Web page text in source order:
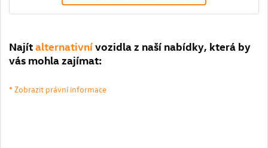
Najítalternativnívozidla z naší nabídky, která by
vás mohla zajímat:
* Zobrazit právní informace